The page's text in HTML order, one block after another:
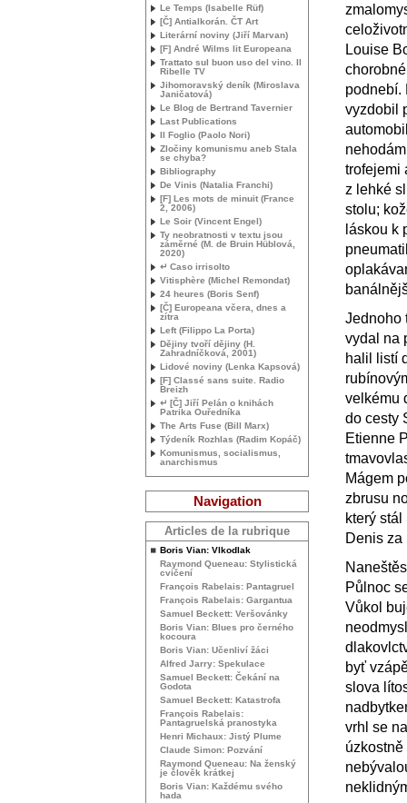
Louise
podnebí.
vyzdobil
trofejemi
z lehké
stolu;
láskou k
Jednoho
vydal na
halil listí
velkému
do cesty
Etienne
Mágem
zbrusu
který
Denis za
Půlnoc
Vůkol
byť
slova
vrhl se
Le Temps (Isabelle Rüf)
[Č] Antialkorán. ČT Art
Literární noviny (Jiří Marvan)
[F] André Wilms lit Europeana
Trattato sul buon uso del vino. Il
Ribelle TV
Jihomoravský deník (Miroslava
Janičatová)
Le Blog de Bertrand Tavernier
Last Publications
Il Foglio (Paolo Nori)
Zločiny komunismu aneb Stala
se chyba?
Bibliography
De Vinis (Natalia Franchi)
[F] Les mots de minuit (France
2, 2006)
Le Soir (Vincent Engel)
Ty neobratnosti v textu jsou
záměrné (M. de Bruin Hüblová,
2020)
↵ Caso irrisolto
Vitisphère (Michel Remondat)
24 heures (Boris Senf)
[Č] Europeana včera, dnes a
zítra
Left (Filippo La Porta)
Dějiny tvoří dějiny (H.
Zahradníčková, 2001)
Lidové noviny (Lenka Kapsová)
[F] Classé sans suite. Radio
Breizh
↵ [Č] Jiří Pelán o knihách
Patrika Ouředníka
The Arts Fuse (Bill Marx)
Týdeník Rozhlas (Radim Kopáč)
Komunismus, socialismus,
anarchismus
Navigation
Articles de la rubrique
Boris Vian: Vlkodlak
Raymond Queneau: Stylistická
cvičení
François Rabelais: Pantagruel
François Rabelais: Gargantua
Samuel Beckett: Veršovánky
Boris Vian: Blues pro černého
kocoura
Boris Vian: Učenliví žáci
Alfred Jarry: Spekulace
Samuel Beckett: Čekání na
Godota
Samuel Beckett: Katastrofa
François Rabelais:
Pantagruelská pranostyka
Henri Michaux: Jistý Plume
Claude Simon: Pozvání
Raymond Queneau: Na ženský
je člověk krátkej
Boris Vian: Každému svého
hada